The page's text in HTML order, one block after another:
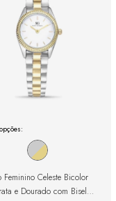
Feminino Celeste Bicolor
e Dourado com Bisel